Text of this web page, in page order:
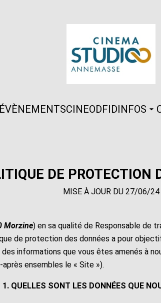
ÉVÈNEMENTSCINEODFIDINFOS
DE PROTECTION
MISE À JOUR DU 27/06/24
Morzine) en sa qualité de Responsable de
de protection des données a pour
informations que vous êtes amenés à
ensembles le « Site »).
1. QUELLES SONT LES DONNÉES QUE